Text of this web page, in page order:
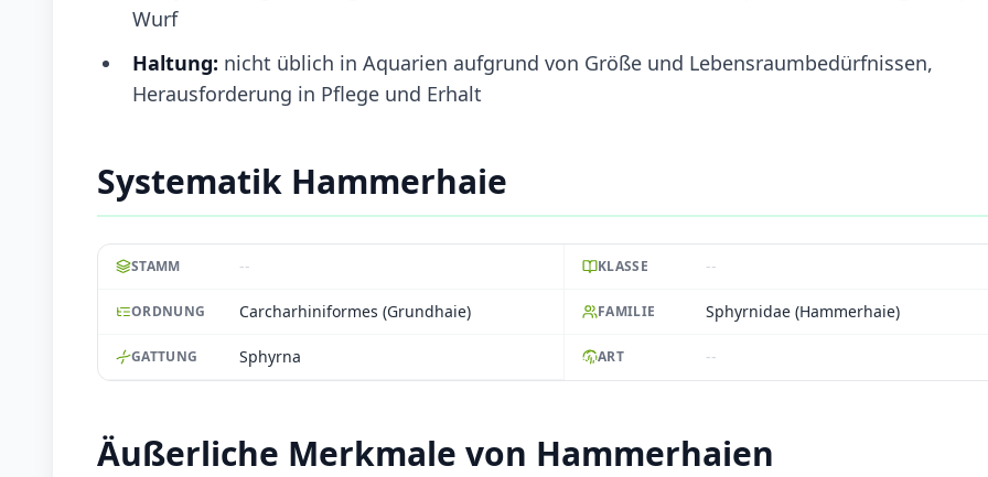
Wurf
Haltung: nicht üblich in Aquarien aufgrund von Größe und Lebensraumbedürfnissen,
Herausforderung in Pflege und Erhalt
Systematik Hammerhaie
STAMM -- KLASSE --
ORDNUNG Carcharhiniformes (Grundhaie) FAMILIE Sphyrnidae (Hammerhaie)
GATTUNG Sphyrna ART --
Äußerliche Merkmale von Hammerhaien